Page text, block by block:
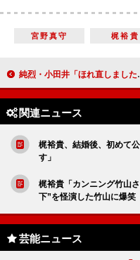
宮野真守 梶裕貴
純烈・小田井「ほれ直しました」 ＬｉＬｉＣｏとの挙式を振り返る
関連ニュース
梶裕貴、結婚後、初めて
す」
梶裕貴「カンニング竹山
下”を怪演した竹山に爆笑
芸能ニュース